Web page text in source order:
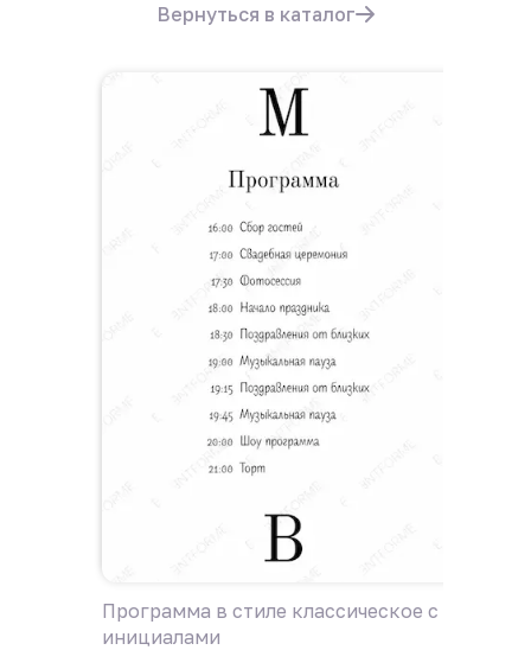
Вернуться в каталог
Программа в стиле классическое с
инициалами